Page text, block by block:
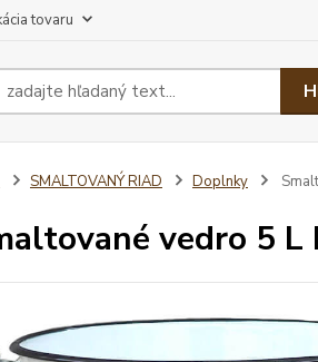
tovaru
SMALTOVANÝ RIAD Doplnky
vedro 5 L